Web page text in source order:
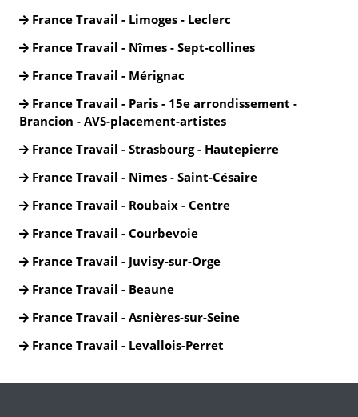
France Travail - Limoges - Leclerc
France Travail - Nîmes - Sept-collines
France Travail - Mérignac
France Travail - Paris - 15e arrondissement -
Brancion - AVS-placement-artistes
France Travail - Strasbourg - Hautepierre
France Travail - Nîmes - Saint-Césaire
France Travail - Roubaix - Centre
France Travail - Courbevoie
France Travail - Juvisy-sur-Orge
France Travail - Beaune
France Travail - Asnières-sur-Seine
France Travail - Levallois-Perret